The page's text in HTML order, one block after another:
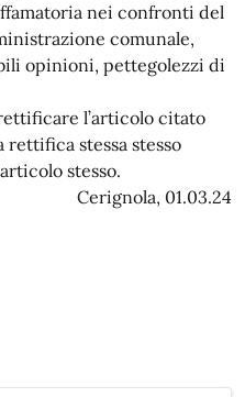
nei confronti del
comunale,
opinioni, pettegolezzi di
l’articolo citato
rettifica stessa stesso
stesso.
Cerignola, 01.03.24